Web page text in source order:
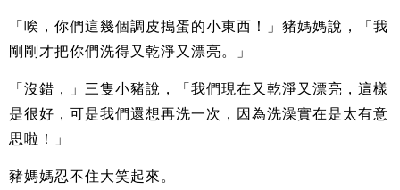
「唉，你們這幾個調皮搗蛋的小東西！」豬媽媽說，「我
剛剛才把你們洗得又乾淨又漂亮。」
「沒錯，」三隻小豬說，「我們現在又乾淨又漂亮，這樣
是很好，可是我們還想再洗一次，因為洗澡實在是太有意
思啦！」
豬媽媽忍不住大笑起來。